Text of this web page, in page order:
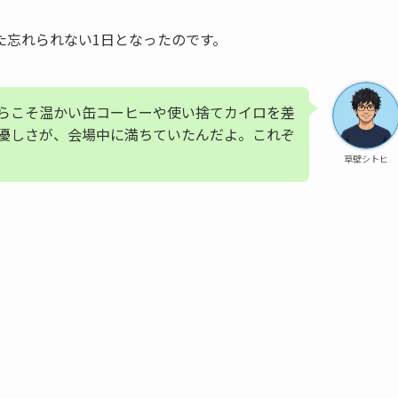
れられない1日となったのです。
草壁シトヒ
こそ温かい缶コーヒーや使い捨てカイロを差
しさが、会場中に満ちていたんだよ。これぞ